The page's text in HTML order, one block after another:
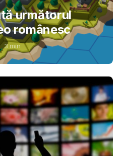
următorul
românesc
3min